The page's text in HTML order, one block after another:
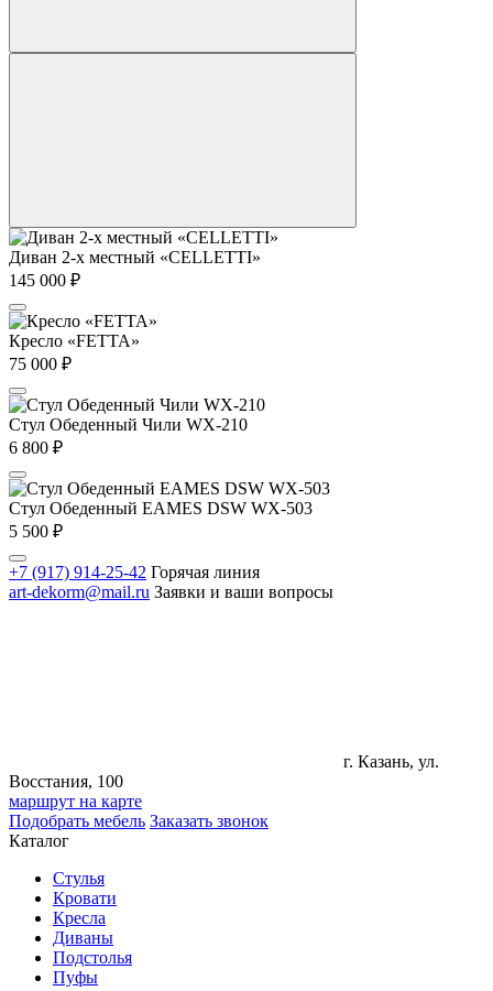
Диван 2-х местный «CELLETTI»
145 000 ₽
Кресло «FETTA»
75 000 ₽
Стул Обеденный Чили WX-210
6 800 ₽
Стул Обеденный EAMES DSW WX-503
5 500 ₽
+7 (917) 914-25-42 Горячая линия
art-dekorm@mail.ru Заявки и ваши вопросы
г. Казань, ул.
Восстания, 100
маршрут на карте
Подобрать мебель Заказать звонок
Каталог
Стулья
Кровати
Кресла
Диваны
Подстолья
Пуфы